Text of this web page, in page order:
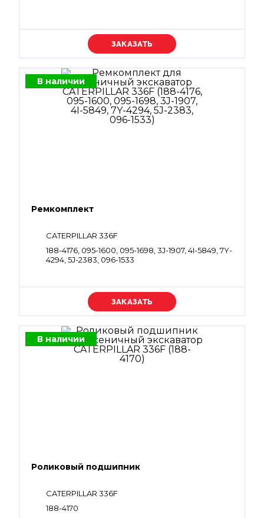
Уточняйте цену
В наличии
Ремкомплект
CATERPILLAR 336F
188-4176, 095-1600, 095-1698, 3J-1907, 4I-5849, 7Y-
4294, 5J-2383, 096-1533
Уточняйте цену
В наличии
Роликовый подшипник
CATERPILLAR 336F
188-4170